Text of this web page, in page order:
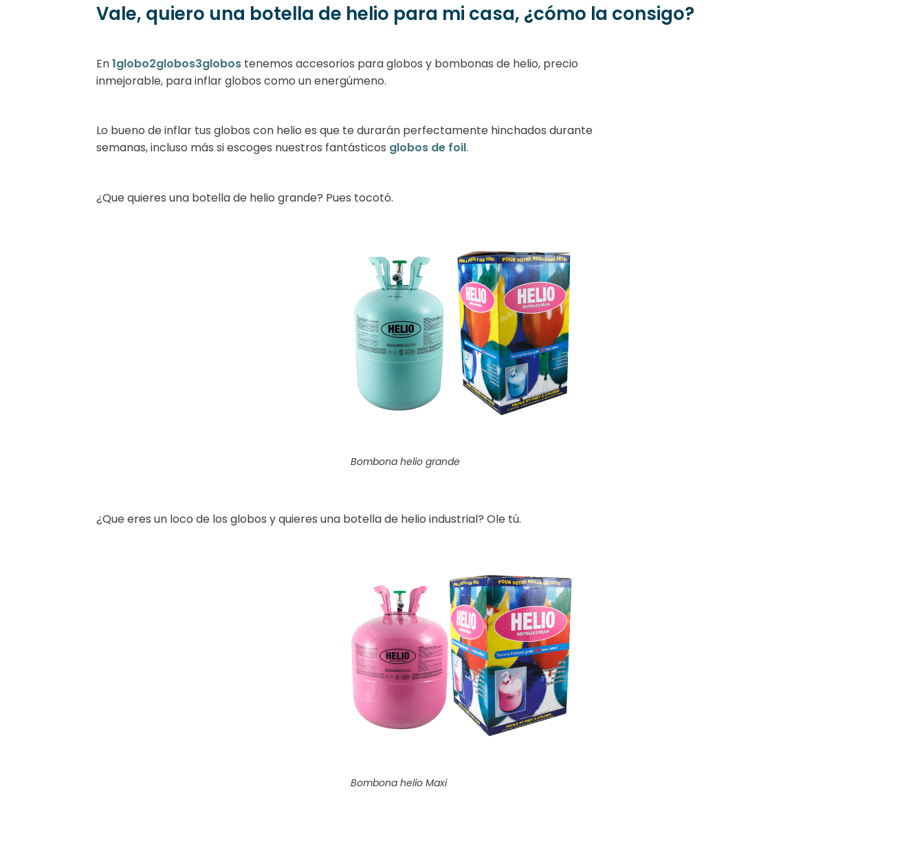
Vale, quiero una botella de helio para mi casa, ¿cómo la consigo?
En1globo2globos3globos tenemos accesorios para globos y bombonas de helio, precio
inmejorable, para inflar globos como un energúmeno.
Lo bueno de inflar tus globos con helio es que te durarán perfectamente hinchados durante
semanas, incluso más si escoges nuestros fantásticos globos de foil.
¿Que quieres una botella de helio grande? Pues tocotó.
Bombona helio grande
¿Que eres un loco de los globos y quieres una botella de helio industrial? Ole tú.
Bombona helio Maxi